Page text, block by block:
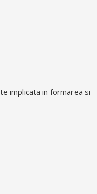
implicata in formarea si